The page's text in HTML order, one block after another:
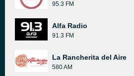
95.3 FM
Alfa Radio
91.3 FM
La Rancherita del Aire
580 AM